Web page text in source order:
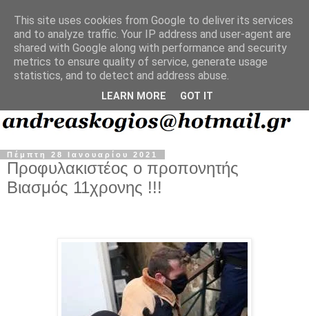
Πέμπτη 28 Ιανουαρίου 2021
Προφυλακιστέος ο προπονητής
Βιασμός 11χρονης !!!
This site uses cookies from Google to deliver its services
and to analyze traffic. Your IP address and user-agent are
shared with Google along with performance and security
metrics to ensure quality of service, generate usage
statistics, and to detect and address abuse.
LEARN MORE GOT IT